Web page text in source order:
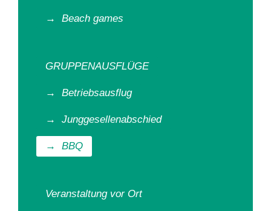
→ Beach games
GRUPPENAUSFLÜGE
→ Betriebsausflug
→ Junggesellenabschied
→ BBQ
Veranstaltung vor Ort